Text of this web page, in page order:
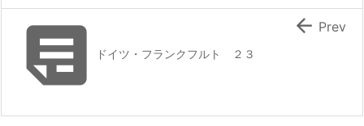
 ドイツ・フランクフルト ２３
 Prev